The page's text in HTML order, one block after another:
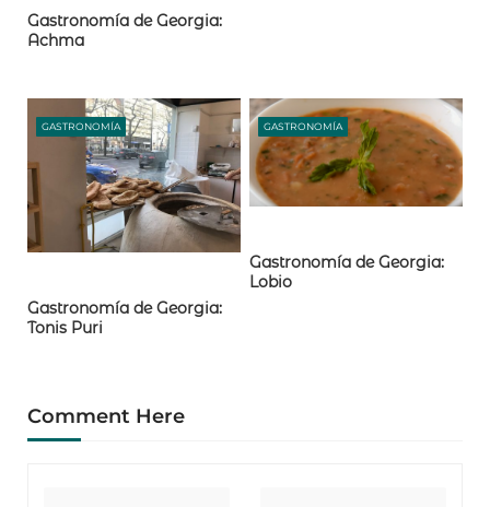
Gastronomía de Georgia:
Achma
GASTRONOMÍA
Gastronomía de Georgia:
Tonis Puri
GASTRONOMÍA
Gastronomía de Georgia:
Lobio
Comment Here